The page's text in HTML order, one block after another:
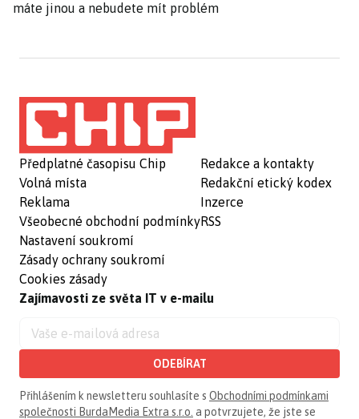
máte jinou a nebudete mít problém
Předplatné časopisu Chip
Volná místa
Reklama
Všeobecné obchodní podmínky
Nastavení soukromí
Zásady ochrany soukromí
Cookies zásady
Redakce a kontakty
Redakční etický kodex
Inzerce
RSS
Zajímavosti ze světa IT v e-mailu
ODEBÍRAT
Přihlášením k newsletteru souhlasíte s Obchodními podmínkami
společnosti BurdaMedia Extra s.r.o. a potvrzujete, že jste se